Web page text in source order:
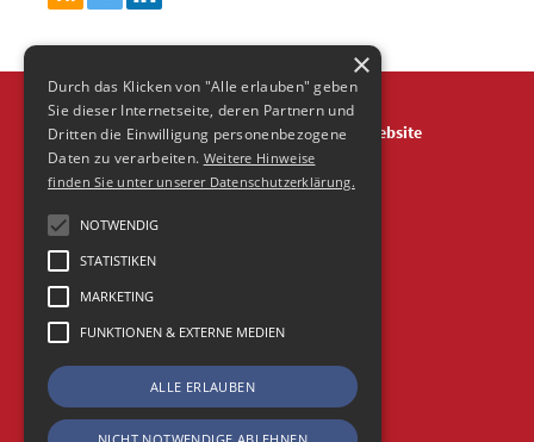
Über Impressum Datenschutz Agentur Website
Frische Fische Agentur-Blog is powered by Wordpress
×
Durch das Klicken von "Alle erlauben" geben
Sie dieser Internetseite, deren Partnern und
Dritten die Einwilligung personenbezogene
Daten zu verarbeiten. Weitere Hinweise
finden Sie unter unserer Datenschutzerklärung.
NOTWENDIG
STATISTIKEN
MARKETING
FUNKTIONEN & EXTERNE MEDIEN
ALLE ERLAUBEN